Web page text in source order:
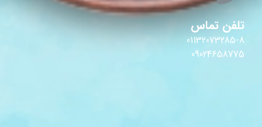
تلفن تماس
01132073285-8
09024658775